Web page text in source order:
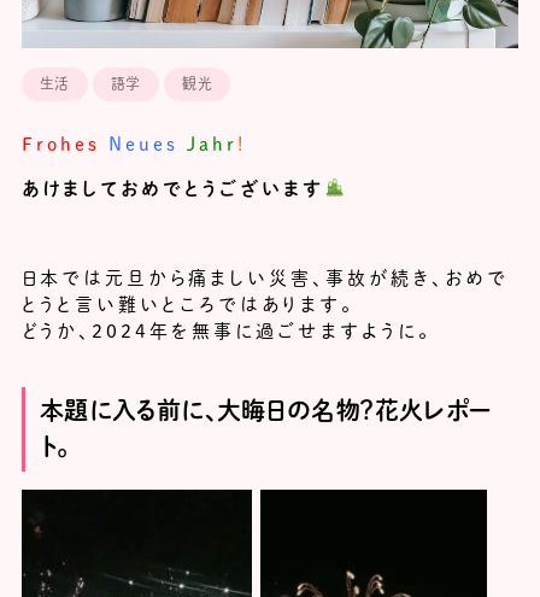
生活 語学 観光
Frohes Neues Jahr !
あけましておめでとうございます
日本では元旦から痛ましい災害、事故が続き、おめで
とうと言い難いところではあります。
どうか、2024年を無事に過ごせますように。
本題に入る前に、大晦日の名物？花火レポー
ト。